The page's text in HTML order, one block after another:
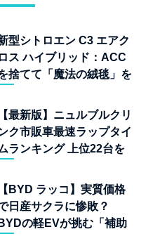
型シトロエン C3 エアク
ロス ハイブリッド：ACC
捨てて「魔法の絨毯」を
児
【最新版】ニュルブルクリ
ク市販車最速ラップタイ
ランキング 上位22台を
【BYD ラッコ】実質価格
日産サクラに惨敗？
BYDの軽EVが挑む「補助